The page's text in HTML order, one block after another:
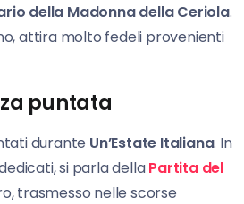
della Madonna della Ceriola.
attira molto fedeli provenienti
puntata
durante Un’Estate Italiana. In
si parla dellaPartita del
trasmesso nelle scorse